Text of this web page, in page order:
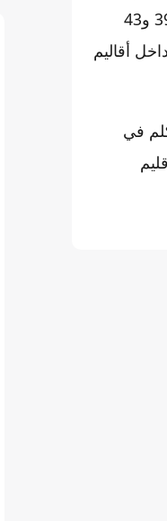
الفترة الممتدة من السبت إلى الإثنين المقبلين، يتوقع أيضا، تسجيل درجات حرارة تتراوح ما بين 39 و43
أقاليم
ذاتها (مستوى يقظة برتقالي) تسجيل هبات رياح قوية ما بين 70 و85 كلم في